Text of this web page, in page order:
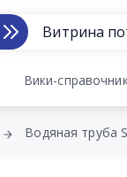
Витрина
Вики-справочник